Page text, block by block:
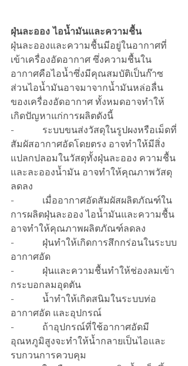
ฝุ่นละออง ไอน้ำมันและความชื้น
ฝุ่นละอองและความชื้นมีอยู่ในอากาศที่
เข้าเครื่องอัดอากาศ ซึ่งความชื้นใน
อากาศคือไอน้ำซึ่งมีคุณสมบัติเป็นก๊าซ
ส่วนไอน้ำมันอาจมาจากน้ำมันหล่อลื่น
ของเครื่องอัดอากาศ ทั้งหมดอาจทำให้
เกิดปัญหาแก่การผลิตดังนี้
-            ระบบขนส่งวัสดุในรูปผงหรือเม็ดที่
สัมผัสอากาศอัดโดยตรง อาจทำให้มีสิ่ง
แปลกปลอมในวัสดุทั้งฝุ่นละออง ความชื้น
และละอองน้ำมัน อาจทำให้คุณภาพวัสดุ
ลดลง
-            เมื่ออากาศอัดสัมผัสผลิตภัณฑ์ใน
การผลิตฝุ่นละออง ไอน้ำมันและความชื้น
อาจทำให้คุณภาพผลิตภัณฑ์ลดลง
-            ฝุ่นทำให้เกิดการสึกกร่อนในระบบ
อากาศอัด
-            ฝุ่นและความชื้นทำให้ช่องลมเข้า
กระบอกลมอุดตัน
-            น้ำทำให้เกิดสนิมในระบบท่อ
อากาศอัด และอุปกรณ์
-            ถ้าอุปกรณ์ที่ใช้อากาศอัดมี
อุณหภูมิสูงจะทำให้น้ำกลายเป็นไอและ
รบกวนการควบคุม